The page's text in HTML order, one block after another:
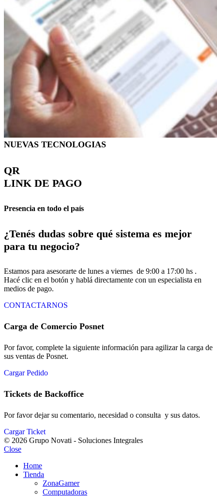
NUEVAS TECNOLOGIAS
QR
LINK DE PAGO
Presencia en todo el país
¿Tenés dudas sobre qué sistema es mejor
para tu negocio?
Estamos para asesorarte de lunes a viernes de 9:00 a 17:00 hs .
Hacé clic en el botón y hablá directamente con un especialista en
medios de pago.
CONTACTARNOS
Carga de Comercio Posnet
Por favor, complete la siguiente información para agilizar la carga de
sus ventas de Posnet.
Cargar Pedido
Tickets de Backoffice
Por favor dejar su comentario, necesidad o consulta y sus datos.
Cargar Ticket
© 2026 Grupo Novati - Soluciones Integrales
Close
Home
Tienda
ZonaGamer
Computadoras